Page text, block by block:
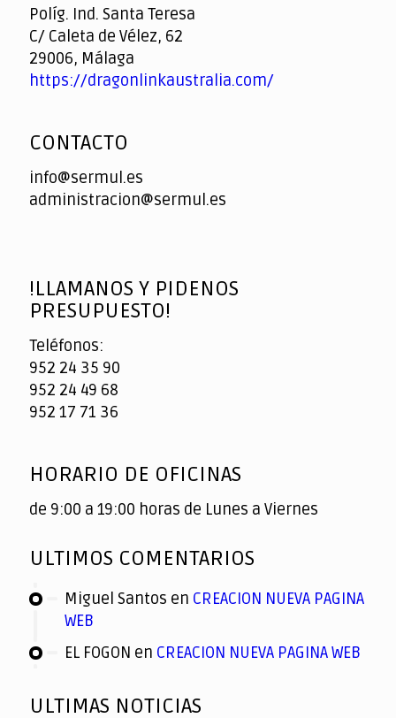
Políg. Ind. Santa Teresa
C/ Caleta de Vélez, 62
29006, Málaga
https://dragonlinkaustralia.com/
CONTACTO
info@sermul.es
administracion@sermul.es
!LLAMANOS Y PIDENOS
PRESUPUESTO!
Teléfonos:
952 24 35 90
952 24 49 68
952 17 71 36
HORARIO DE OFICINAS
de 9:00 a 19:00 horas de Lunes a Viernes
ULTIMOS COMENTARIOS
Miguel Santos en CREACION NUEVA PAGINA
WEB
EL FOGON en CREACION NUEVA PAGINA WEB
ULTIMAS NOTICIAS